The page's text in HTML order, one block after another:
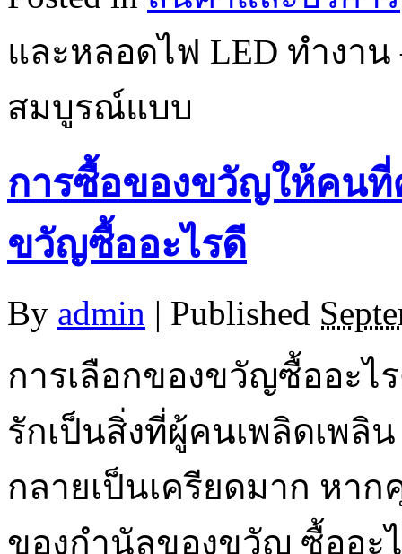
และหลอดไฟ LED ทำงา
สมบูรณ์แบบ
การซื้อของขวัญให้คน
ขวัญซื้ออะไรดี
By admin | Published
การเลือกของขวัญซื้ออะ
รักเป็นสิ่งที่ผู้คนเพลิดเพลิ
กลายเป็นเครียดมาก หา
ของกำนัลของขวัญ ซื้ออะ